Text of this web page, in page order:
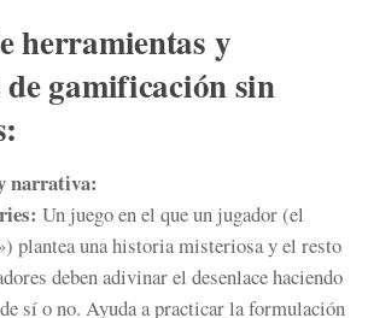
herramientas y
gamificación sin
narrativa:
Un juego en el que un jugador (el
plantea una historia misteriosa y el resto
deben adivinar el desenlace haciendo
sí o no. Ayuda a practicar la formulación